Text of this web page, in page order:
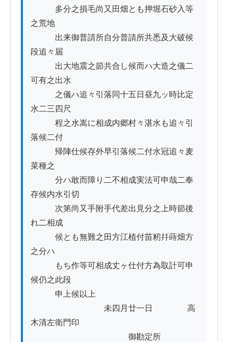
多分之損毛尚又田畑とも押堀石砂入等
之荒地
出来御普請所自分普請所共悉及大破候
段追々届
出大地震之節共合し候而ハ大造之儀二
可有之出水
之儀ハ追々引落同十五日昼九ッ時比定
水二三四尺
程之水嵩に相成内郷村々湛水も追々引
落候二付
帰陣仕候存外早引落候二付水冠追々麦
菜種之
分ハ敢而障り二不相成実法可申哉二奉
存候内水引切
次第尚又手附手代差出見分之上時節後
れ二相成
候とも無難之田方江植付苗籾幷蒔畑方
之分ハ
もち作等可相成丈ヶ仕付方為取計可申
候仍之此段
申上候以上
未四月廿一日 　　　　高
木清左衛門印
御勘定所